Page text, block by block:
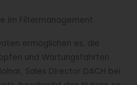
im Filtermanagement
ermöglichen es, die
und Wartungsfahrten
Sales Director DACH bei